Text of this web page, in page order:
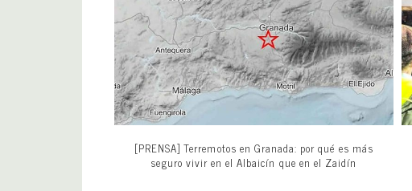
[PRENSA] Terremotos en Granada: por qué es más
seguro vivir en el Albaicín que en el Zaidín